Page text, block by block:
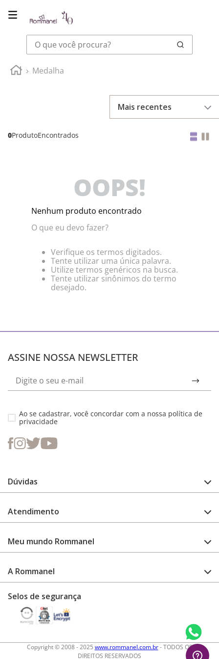
O que você procura?
Medalha
Mais recentes
0Produto
OOPS!
Nenhum produto encontrado
O que eu devo fazer?
Verifique os termos digitados.
Tente utilizar uma única palavra.
Utilize termos genéricos na busca.
Tente utilizar sinônimos do termo
desejado.
ASSINE NOSSA NEWSLETTER
Ao se cadastrar, você concordar com a nossa política de
privacidade
Dúvidas
Guia de medidas
Como configurar meu relógio
Garantia
Atendimento
Encontre uma loja
Meu mundo Rommanel
Revenda Rommanel
A Rommanel
Trabalhe conosco
Termos de uso
Diretos autorais
Selos de segurança
Copyright © 2008 - 2025 www.rommanel.com.br- TODOS OS
DIREITOS RESERVADOS